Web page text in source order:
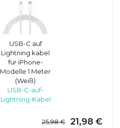
USB-C auf
Lightning kabel
für iPhone-
Modelle 1 Meter
(Weiß)
USB-C-auf-
Lightning-Kabel
25,98 € 21,98 €